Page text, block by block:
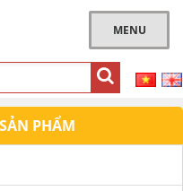
MENU
PHẨM